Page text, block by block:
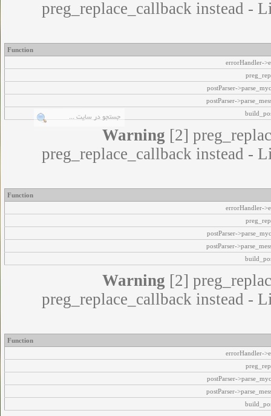
preg_replace_callback instead -
Function
errorHandler-
postParser-
postParser-
Warning [2]
preg_replace_callback instead -
Function
errorHandler-
postParser-
postParser-
Warning [2]
preg_replace_callback instead -
Function
errorHandler-
postParser-
postParser-